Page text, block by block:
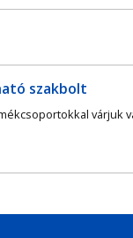
szakbolt
várjuk